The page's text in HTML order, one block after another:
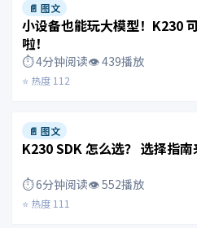
📄 图文
小设备也能玩大模型！K230
啦！
⏱️ 4分钟阅读👁️ 439播放
⭐ 热度 112
📄 图文
K230 SDK 怎么选？ 选择指南
⏱️ 6分钟阅读👁️ 552播放
⭐ 热度 111